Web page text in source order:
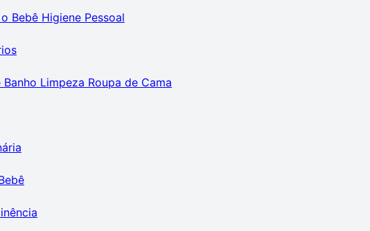
Bebê Higiene Pessoal
Banho Limpeza Roupa de Cama